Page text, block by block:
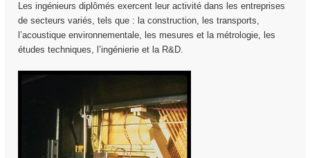
Les ingénieurs diplômés exercent leur activité dans les entreprises
de secteurs variés, tels que : la construction, les transports,
l’acoustique environnementale, les mesures et la métrologie, les
études techniques, l’ingénierie et la R&D.